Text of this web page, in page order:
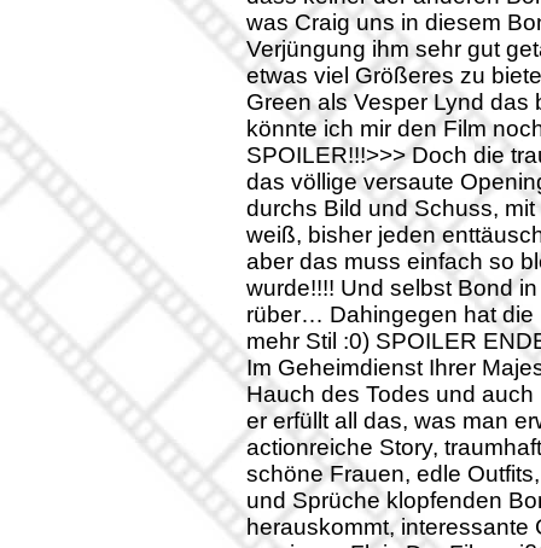
was Craig uns in diesem
Verjüngung ihm sehr gut
etwas viel Größeres zu
Green als Vesper Lynd das
könnte ich mir den Film
SPOILER!!!>>> Doch die
das völlige versaute
durchs Bild und Schuss,
weiß, bisher jeden
aber das muss einfach so
wurde!!!! Und selbst Bond
rüber… Dahingegen hat die
mehr Stil :0) SPOILER
Im Geheimdienst Ihrer
Hauch des Todes und
er erfüllt all das, was man
actionreiche Story,
schöne Frauen, edle
und Sprüche klopfenden
herauskommt,